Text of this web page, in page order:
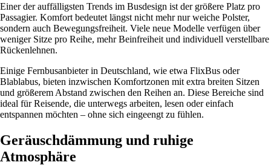
Einer der auffälligsten Trends im Busdesign ist der größere Platz pro
Passagier. Komfort bedeutet längst nicht mehr nur weiche Polster,
sondern auch Bewegungsfreiheit. Viele neue Modelle verfügen über
weniger Sitze pro Reihe, mehr Beinfreiheit und individuell verstellbare
Rückenlehnen.
Einige Fernbusanbieter in Deutschland, wie etwa FlixBus oder
Blablabus, bieten inzwischen Komfortzonen mit extra breiten Sitzen
und größerem Abstand zwischen den Reihen an. Diese Bereiche sind
ideal für Reisende, die unterwegs arbeiten, lesen oder einfach
entspannen möchten – ohne sich eingeengt zu fühlen.
Geräuschdämmung und ruhige
Atmosphäre